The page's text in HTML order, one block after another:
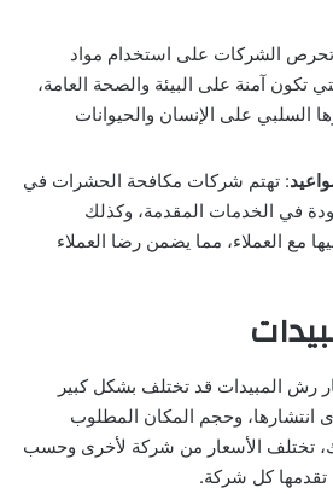
الشركات على استخدام مواد
تكون آمنة على البيئة والصحة العامة،
السلبي على الإنسان والحيوانات
: تهتم شركات مكافحة الحشرات في
في الخدمات المقدمة، وكذلك
مع العملاء، مما يضمن رضا العملاء
رش المبيدات قد تختلف بشكل كبير
وحجم المكان المطلوب
تختلف الأسعار من شركة لأخرى وحسب
كل شركة.